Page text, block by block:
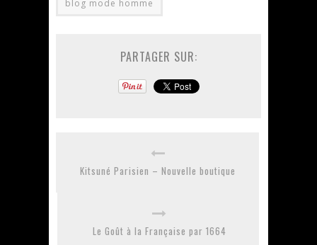
blog mode homme
PARTAGER SUR:
Kitsuné Parisien – Nouvelle boutique
Le Goût à la Française par 1664